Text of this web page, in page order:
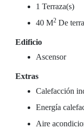
1 Terraza(s)
40 M2 De
Edificio
Ascensor
Extras
Calefacción
Energía
Aire